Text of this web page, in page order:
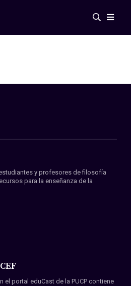
y profesores de filosofía
para la enseñanza de la
el portal eduCast de la PUCP contiene